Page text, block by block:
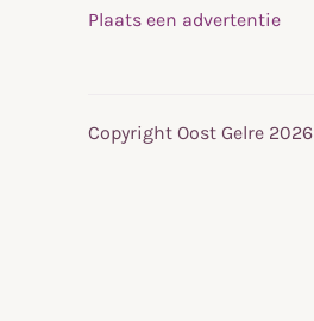
Plaats een advertentie
Copyright Oost Gelre 2026